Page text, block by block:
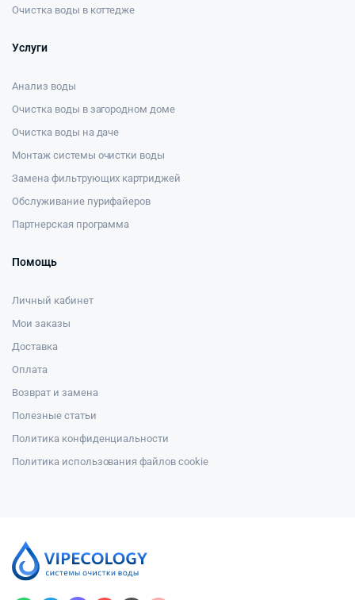
Очистка воды в коттедже
Услуги
Анализ воды
Очистка воды в загородном доме
Очистка воды на даче
Монтаж системы очистки воды
Замена фильтрующих картриджей
Обслуживание пурифайеров
Партнерская программа
Помощь
Личный кабинет
Мои заказы
Доставка
Оплата
Возврат и замена
Полезные статьи
Политика конфиденциальности
Политика использования файлов cookie